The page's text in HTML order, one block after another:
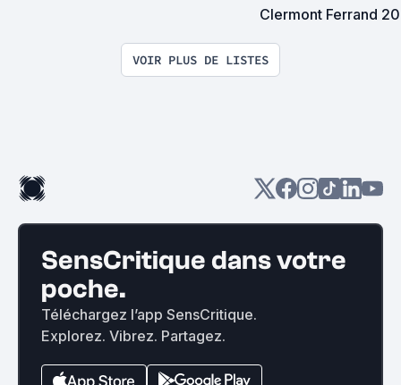
Clermont Ferrand
VOIR PLUS DE LISTES
SensCritique dans votre
poche.
Téléchargez l’app SensCritique.
Explorez. Vibrez. Partagez.